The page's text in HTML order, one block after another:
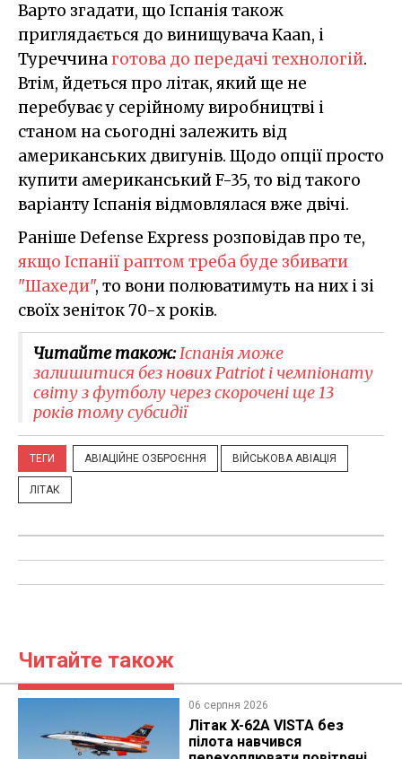
Варто згадати, що Іспанія також
приглядається до винищувача Kaan, і
Туреччинаготова до передачі технологій.
Втім, йдеться про літак, який ще не
перебуває у серійному виробництві і
станом на сьогодні залежить від
американських двигунів. Щодо опції просто
купити американський F-35, то від такого
варіанту Іспанія відмовлялася вже двічі.
Раніше Defense Express розповідав про те,
якщо Іспанії раптом треба буде збивати
"Шахеди", то вони полюватимуть на них і зі
своїх зеніток 70-х років.
Читайте також:Іспанія може
залишитися без нових Patriot і чемпіонату
світу з футболу через скорочені ще 13
років тому субсидії
ТЕГИ АВІАЦІЙНЕ ОЗБРОЄННЯ ВІЙСЬКОВА АВІАЦІЯ
ЛІТАК
Читайте також
06 серпня 2026
Літак X-62A VISTA без
пілота навчився